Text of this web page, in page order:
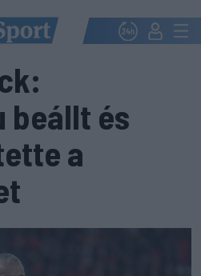
beállt és
a